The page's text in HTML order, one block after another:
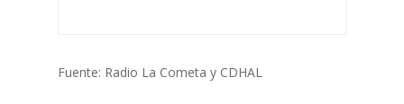
Fuente: Radio La Cometa y CDHAL